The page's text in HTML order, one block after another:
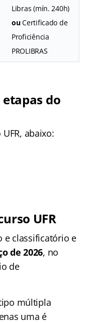
Libras (mín. 240h)
ouCertificado de
Proficiência
PROLIBRAS
etapas do
abaixo:
UFR
e classificatório e
de 2026, no
de
múltipla
uma é